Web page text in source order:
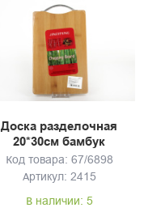
Доска разделочная
20*30см бамбук
Код товара: 67/6898
Артикул: 2415
В наличии: 5